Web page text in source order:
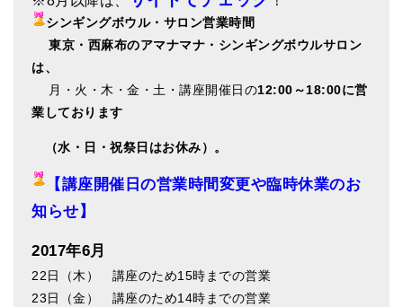
シンギングボウル・サロン営業時間
東京・西麻布のアマナマナ・シンギングボウルサロン
は、
月・火・木・金・土・講座開催日の12:00～18:00に営
業しております
（水・日・祝祭日はお休み）。
【講座開催日の営業時間変更や臨時休業のお
知らせ】
2017年6月
22日（木） 講座のため15時までの営業
23日（金） 講座のため14時までの営業